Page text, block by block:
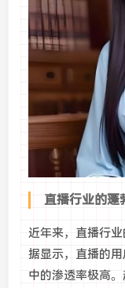
直播行业的蓬
近年来，直播行
据显示，直播的
中的渗透率极高